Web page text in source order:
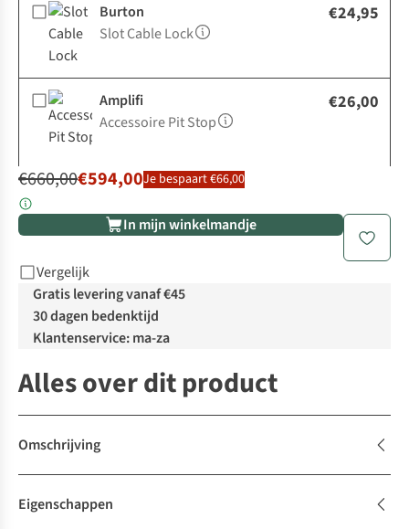
Burton
Slot Cable Lock
€24,95
Amplifi
Accessoire Pit Stop
€26,00
€660,00€594,00Je bespaart €66,00
In mijn winkelmandje
Vergelijk
Gratis levering vanaf €45
30 dagen bedenktijd
Klantenservice: ma-za
Alles over dit product
Omschrijving
Eigenschappen